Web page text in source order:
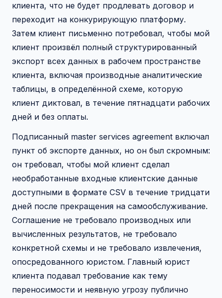
клиента, что не будет продлевать договор и
переходит на конкурирующую платформу.
Затем клиент письменно потребовал, чтобы мой
клиент произвёл полный структурированный
экспорт всех данных в рабочем пространстве
клиента, включая производные аналитические
таблицы, в определённой схеме, которую
клиент диктовал, в течение пятнадцати рабочих
дней и без оплаты.
Подписанный master services agreement включал
пункт об экспорте данных, но он был скромным:
он требовал, чтобы мой клиент сделал
необработанные входные клиентские данные
доступными в формате CSV в течение тридцати
дней после прекращения на самообслуживание.
Соглашение не требовало производных или
вычисленных результатов, не требовало
конкретной схемы и не требовало извлечения,
опосредованного юристом. Главный юрист
клиента подавал требование как тему
переносимости и неявную угрозу публично